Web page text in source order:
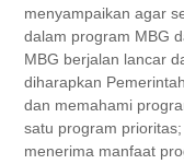
menyampaikan agar
dalam program MBG
MBG berjalan lancar
diharapkan
dan memahami
satu program
menerima manfaat